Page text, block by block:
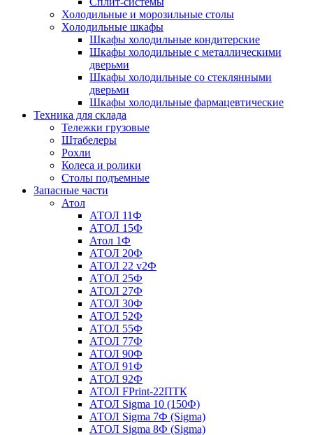
Холодильные и морозильные столы
Холодильные шкафы
Шкафы холодильные кондитерские
Шкафы холодильные с металлическими
дверьми
Шкафы холодильные со стеклянными
дверьми
Шкафы холодильные фармацевтические
Техника для склада
Тележки грузовые
Штабелеры
Рохли
Колеса и ролики
Столы подъемные
Запасные части
Атол
АТОЛ 11Ф
АТОЛ 15Ф
Атол 1Ф
АТОЛ 20Ф
АТОЛ 22 v2Ф
АТОЛ 25Ф
АТОЛ 27Ф
АТОЛ 30Ф
АТОЛ 52Ф
АТОЛ 55Ф
АТОЛ 77Ф
АТОЛ 90Ф
АТОЛ 91Ф
АТОЛ 92Ф
АТОЛ FPrint-22ПТК
АТОЛ Sigma 10 (150Ф)
АТОЛ Sigma 7Ф (Sigma)
АТОЛ Sigma 8Ф (Sigma)